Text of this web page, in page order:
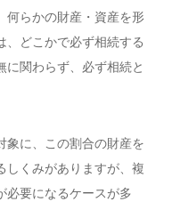
らかの財産・資産を形
、どこかで必ず相続する
に関わらず、必ず相続と
象に、この割合の財産を
しくみがありますが、複
必要になるケースが多